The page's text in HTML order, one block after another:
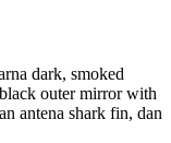
dark, smoked
outer mirror with
antena shark fin, dan